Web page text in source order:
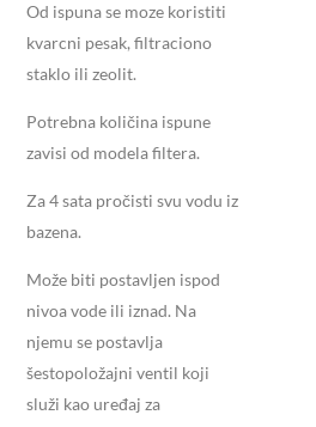
Od ispuna se moze koristiti
kvarcni pesak, filtraciono
staklo ili zeolit.
Potrebna količina ispune
zavisi od modela filtera.
Za 4 sata pročisti svu vodu iz
bazena.
Može biti postavljen ispod
nivoa vode ili iznad. Na
njemu se postavlja
šestopoložajni ventil koji
služi kao uređaj za